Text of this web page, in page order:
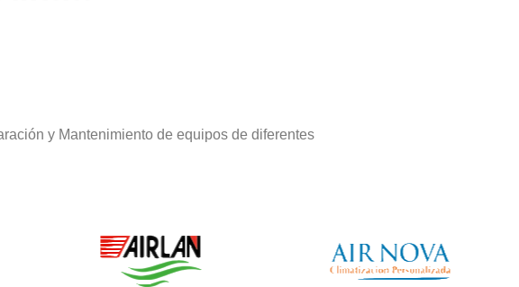
y Mantenimiento de equipos de diferentes